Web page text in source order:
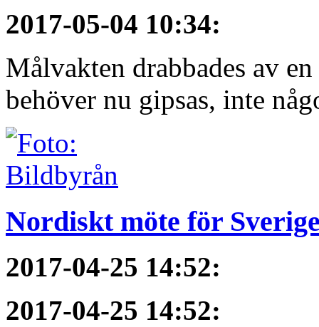
2017-05-04 10:34:
Målvakten drabbades av
behöver nu gipsas, inte
Nordiskt möte för
2017-04-25 14:52:
2017-04-25 14:52: